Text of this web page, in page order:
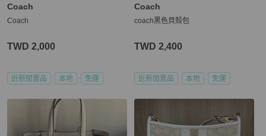
Coach
Coach
TWD 2,000
近新閒置品 本地 免運
Coach
coach黑色貝殼包
TWD 2,400
近新閒置品 本地 免運